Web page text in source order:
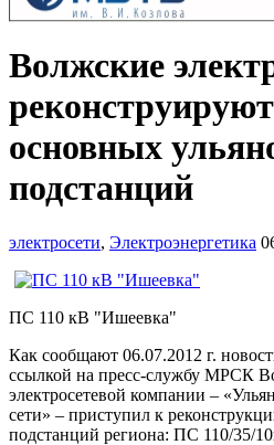
Волжские
основных
подстанций
электросети, Электроэнергетика
ПС 110 кВ "Ишеевка"
Как сообщают 06.07.2012 г.
ссылкой на пресс-службу МРСК
электросетевой компании –
сети» – приступил к
подстанций региона: ПС 110/35/